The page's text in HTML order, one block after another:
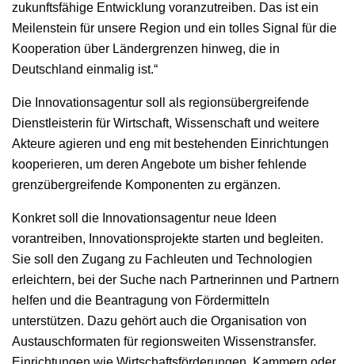
zukunftsfähige Entwicklung voranzutreiben. Das ist ein
Meilenstein für unsere Region und ein tolles Signal für die
Kooperation über Ländergrenzen hinweg, die in
Deutschland einmalig ist.“
Die Innovationsagentur soll als regionsübergreifende
Dienstleisterin für Wirtschaft, Wissenschaft und weitere
Akteure agieren und eng mit bestehenden Einrichtungen
kooperieren, um deren Angebote um bisher fehlende
grenzübergreifende Komponenten zu ergänzen.
Konkret soll die Innovationsagentur neue Ideen
vorantreiben, Innovationsprojekte starten und begleiten.
Sie soll den Zugang zu Fachleuten und Technologien
erleichtern, bei der Suche nach Partnerinnen und Partnern
helfen und die Beantragung von Fördermitteln
unterstützen. Dazu gehört auch die Organisation von
Austauschformaten für regionsweiten Wissenstransfer.